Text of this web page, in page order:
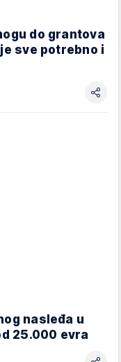
do grantova
sve potrebno i
nasleđa u
25.000 evra